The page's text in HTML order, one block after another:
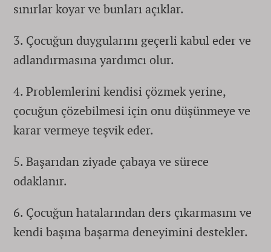
sınırlar koyar ve bunları açıklar.
3. Çocuğun duygularını geçerli kabul eder ve
adlandırmasına yardımcı olur.
4. Problemlerini kendisi çözmek yerine,
çocuğun çözebilmesi için onu düşünmeye ve
karar vermeye teşvik eder.
5. Başarıdan ziyade çabaya ve sürece
odaklanır.
6. Çocuğun hatalarından ders çıkarmasını ve
kendi başına başarma deneyimini destekler.